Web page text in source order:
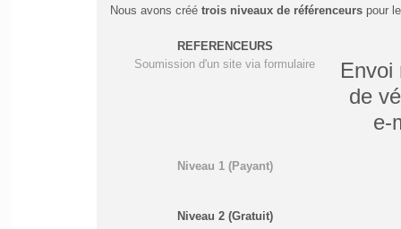
Nous avons créé trois niveaux de référenceurspour
REFERENCEURS
Soumission d'un site via formulaire
Envoi
de
e-
Niveau 1 (Payant)
Niveau 2 (Gratuit)